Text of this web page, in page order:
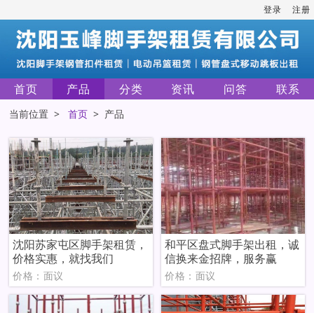
登录 注册
首页 产品 分类 资讯 问答 联系
当前位置 >首页 > 产品
沈阳苏家屯区脚手架租赁，
价格实惠，就找我们
价格：面议
和平区盘式脚手架出租，诚
信换来金招牌，服务赢
价格：面议